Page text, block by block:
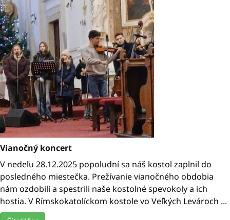
Vianočný koncert
V nedeľu 28.12.2025 popoludní sa náš kostol zaplnil do
posledného miestečka. Prežívanie vianočného obdobia
nám ozdobili a spestrili naše kostolné spevokoly a ich
hostia. V Rímskokatolíckom kostole vo Veľkých Levároch ...